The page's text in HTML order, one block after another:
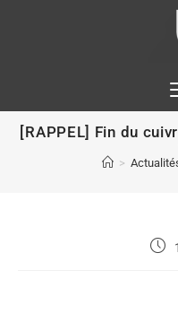
[RAPPEL] Fin du
>